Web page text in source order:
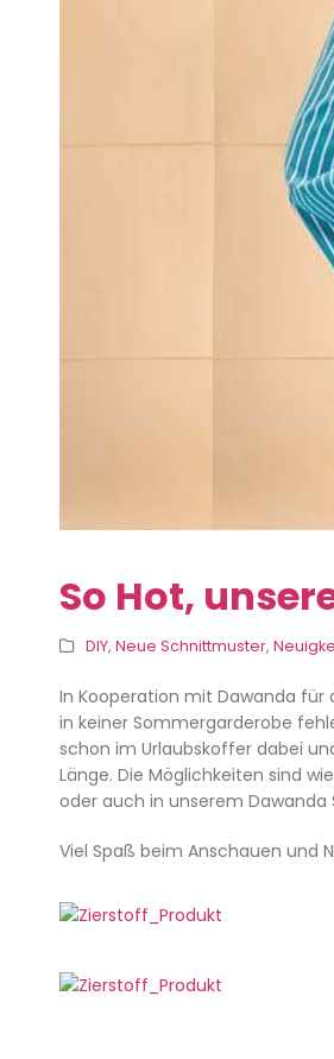
So Hot,
DIY, Neue Schnittmuster,
In Kooperation mit Dawanda für
in keiner Sommergarderobe
schon im Urlaubskoffer dabei
Länge. Die Möglichkeiten sind
oder auch in unserem Dawanda
Viel Spaß beim Anschauen und